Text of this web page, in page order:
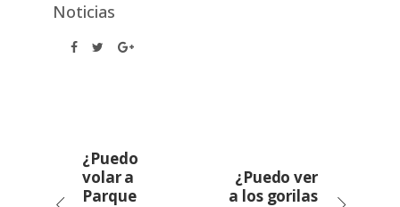
Noticias
¿Puedo
volar a
Parque
¿Puedo ver
a los gorilas